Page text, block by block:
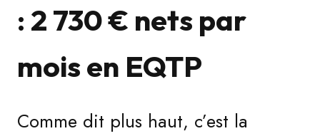
: 2 730 € nets par
mois en EQTP
Comme dit plus haut, c’est la